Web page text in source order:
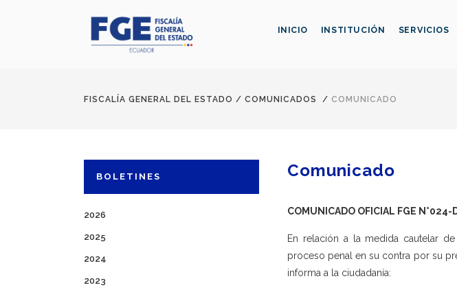
INICIO INSTITUCIÓN SERVICIOS
FISCALÍA GENERAL DEL ESTADO / COMUNICADOS / COMUNICADO
BOLETINES
2026
2025
2024
2023
Comunicado
COMUNICADO OFICIAL FGE N°024-
En relación a la medida cautelar
proceso penal en su contra por su
informa a la ciudadanía: